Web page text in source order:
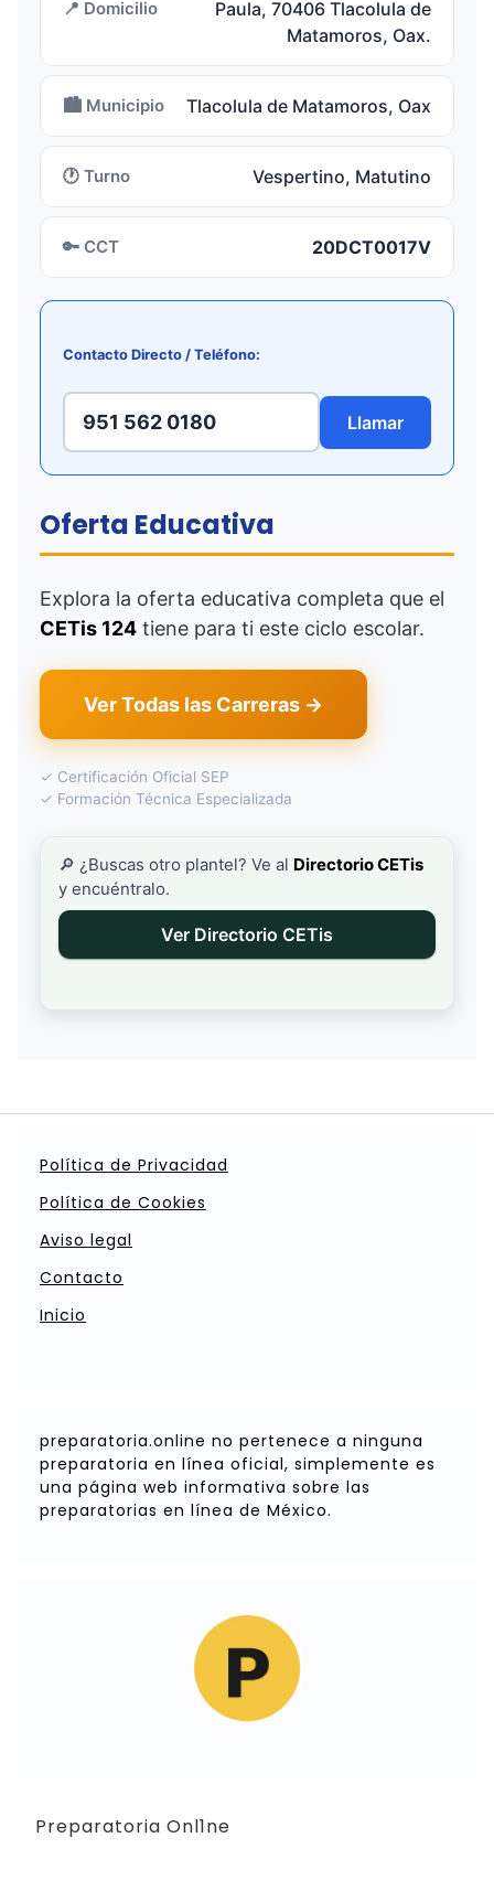
📍 Domicilio
Paula, 70406 Tlacolula de
Matamoros, Oax.
🏙️ Municipio Tlacolula de Matamoros, Oax
🕐 Turno Vespertino, Matutino
🔑 CCT 20DCT0017V
Contacto Directo / Teléfono:
951 562 0180 Llamar
Oferta Educativa
Explora la oferta educativa completa que el
CETis 124 tiene para ti este ciclo escolar.
Ver Todas las Carreras →
✓ Certificación Oficial SEP
✓ Formación Técnica Especializada
🔎 ¿Buscas otro plantel? Ve al Directorio CETis
y encuéntralo.
Ver Directorio CETis
Política de Privacidad
Política de Cookies
Aviso legal
Contacto
Inicio
preparatoria.online no pertenece a ninguna
preparatoria en línea oficial, simplemente es
una página web informativa sobre las
preparatorias en línea de México.
Preparatoria Onl1ne